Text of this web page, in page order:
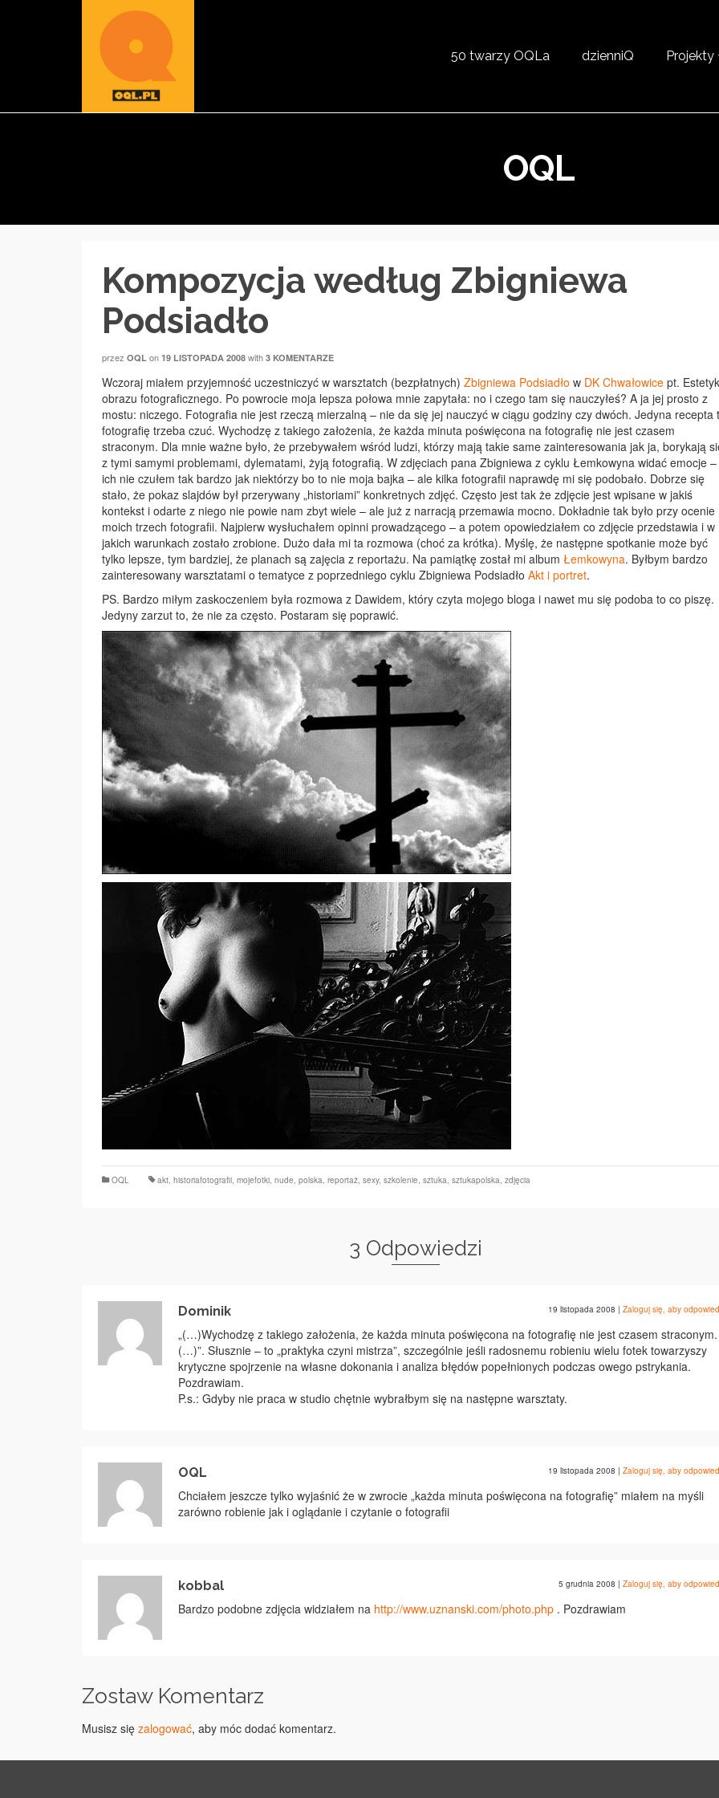
50 twarzy OQLa dzienniQ Projekty
OQL
Kompozycja według Zbigniewa
Podsiadło
przez OQL on 19 LISTOPADA 2008 with 3 KOMENTARZE
Wczoraj miałem przyjemność uczestniczyć w warsztatch (bezpłatnych) Zbigniewa Podsiadło w DK Chwałowice pt.
obrazu fotograficznego. Po powrocie moja lepsza połowa mnie zapytała: no i czego tam się nauczyłeś? A ja jej prosto z
mostu: niczego. Fotografia nie jest rzeczą mierzalną – nie da się jej nauczyć w ciągu godziny czy dwóch. Jedyna recepta
fotografię trzeba czuć. Wychodzę z takiego założenia, że każda minuta poświęcona na fotografię nie jest czasem
straconym. Dla mnie ważne było, że przebywałem wśród ludzi, którzy mają takie same zainteresowania jak ja, borykają
z tymi samymi problemami, dylematami, żyją fotografią. W zdjęciach pana Zbigniewa z cyklu Łemkowyna widać emocje
ich nie czułem tak bardzo jak niektórzy bo to nie moja bajka – ale kilka fotografii naprawdę mi się podobało. Dobrze się
stało, że pokaz slajdów był przerywany „historiami” konkretnych zdjęć. Często jest tak że zdjęcie jest wpisane w jakiś
kontekst i odarte z niego nie powie nam zbyt wiele – ale już z narracją przemawia mocno. Dokładnie tak było przy ocenie
moich trzech fotografii. Najpierw wysłuchałem opinni prowadzącego – a potem opowiedziałem co zdjęcie przedstawia i w
jakich warunkach zostało zrobione. Dużo dała mi ta rozmowa (choć za krótka). Myślę, że następne spotkanie może być
tylko lepsze, tym bardziej, że planach są zajęcia z reportażu. Na pamiątkę został mi album Łemkowyna. Byłbym bardzo
zainteresowany warsztatami o tematyce z poprzedniego cyklu Zbigniewa Podsiadło Akt i portret.
PS. Bardzo miłym zaskoczeniem była rozmowa z Dawidem, który czyta mojego bloga i nawet mu się podoba to co piszę.
Jedyny zarzut to, że nie za często. Postaram się poprawić.
OQL akt, historiafotografii, mojefotki, nude, polska, reportaż, sexy, szkolenie, sztuka, sztukapolska, zdjęcia
3 Odpowiedzi
Dominik 19 listopada 2008 | Zaloguj się, aby
„(…)Wychodzę z takiego założenia, że każda minuta poświęcona na fotografię nie jest czasem straconym.
(…)”. Słusznie – to „praktyka czyni mistrza”, szczególnie jeśli radosnemu robieniu wielu fotek towarzyszy
krytyczne spojrzenie na własne dokonania i analiza błędów popełnionych podczas owego pstrykania.
Pozdrawiam.
P.s.: Gdyby nie praca w studio chętnie wybrałbym się na następne warsztaty.
OQL 19 listopada 2008 | Zaloguj się, aby
Chciałem jeszcze tylko wyjaśnić że w zwrocie „każda minuta poświęcona na fotografię” miałem na myśli
zarówno robienie jak i oglądanie i czytanie o fotografii
kobbal 5 grudnia 2008 | Zaloguj się, aby
Bardzo podobne zdjęcia widziałem na http://www.uznanski.com/photo.php . Pozdrawiam
Zostaw Komentarz
Musisz się zalogować, aby móc dodać komentarz.